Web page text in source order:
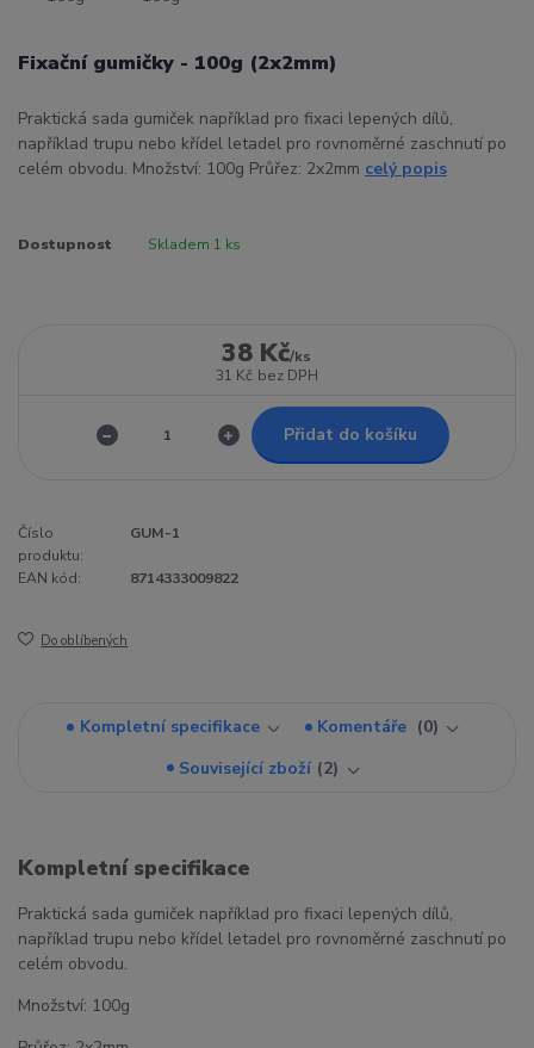
Fixační gumičky - 100g (2x2mm)
Praktická sada gumiček například pro fixaci lepených dílů,
například trupu nebo křídel letadel pro rovnoměrné zaschnutí po
celém obvodu. Množství: 100g Průřez: 2x2mm celý popis
Dostupnost Skladem 1 ks
38 Kč/ks
31 Kč bez DPH
Přidat do košíku
Číslo
produktu:
GUM-1
EAN kód: 8714333009822
Do oblíbených
Kompletní specifikace Komentáře
0
Související zboží 2
Kompletní specifikace
Praktická sada gumiček například pro fixaci lepených dílů,
například trupu nebo křídel letadel pro rovnoměrné zaschnutí po
celém obvodu.
Množství: 100g